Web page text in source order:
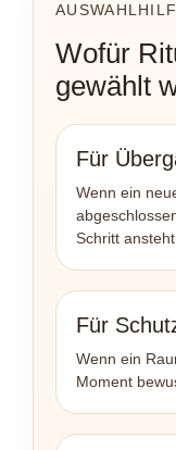
Wofür
gewählt
Für
Wenn ein
Schritt
Für
Wenn ein
Moment